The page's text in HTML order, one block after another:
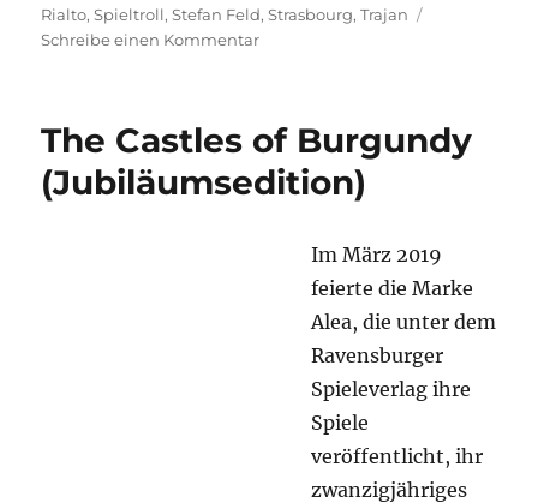
Rialto,Spieltroll,Stefan Feld,Strasbourg,Trajan
Schreibe einen Kommentarzu
Feld
The Castles of Burgundy
(Jubiläumsedition)
Im März 2019
feierte die Marke
Alea, die unter dem
Ravensburger
Spieleverlag ihre
Spiele
veröffentlicht, ihr
zwanzigjähriges